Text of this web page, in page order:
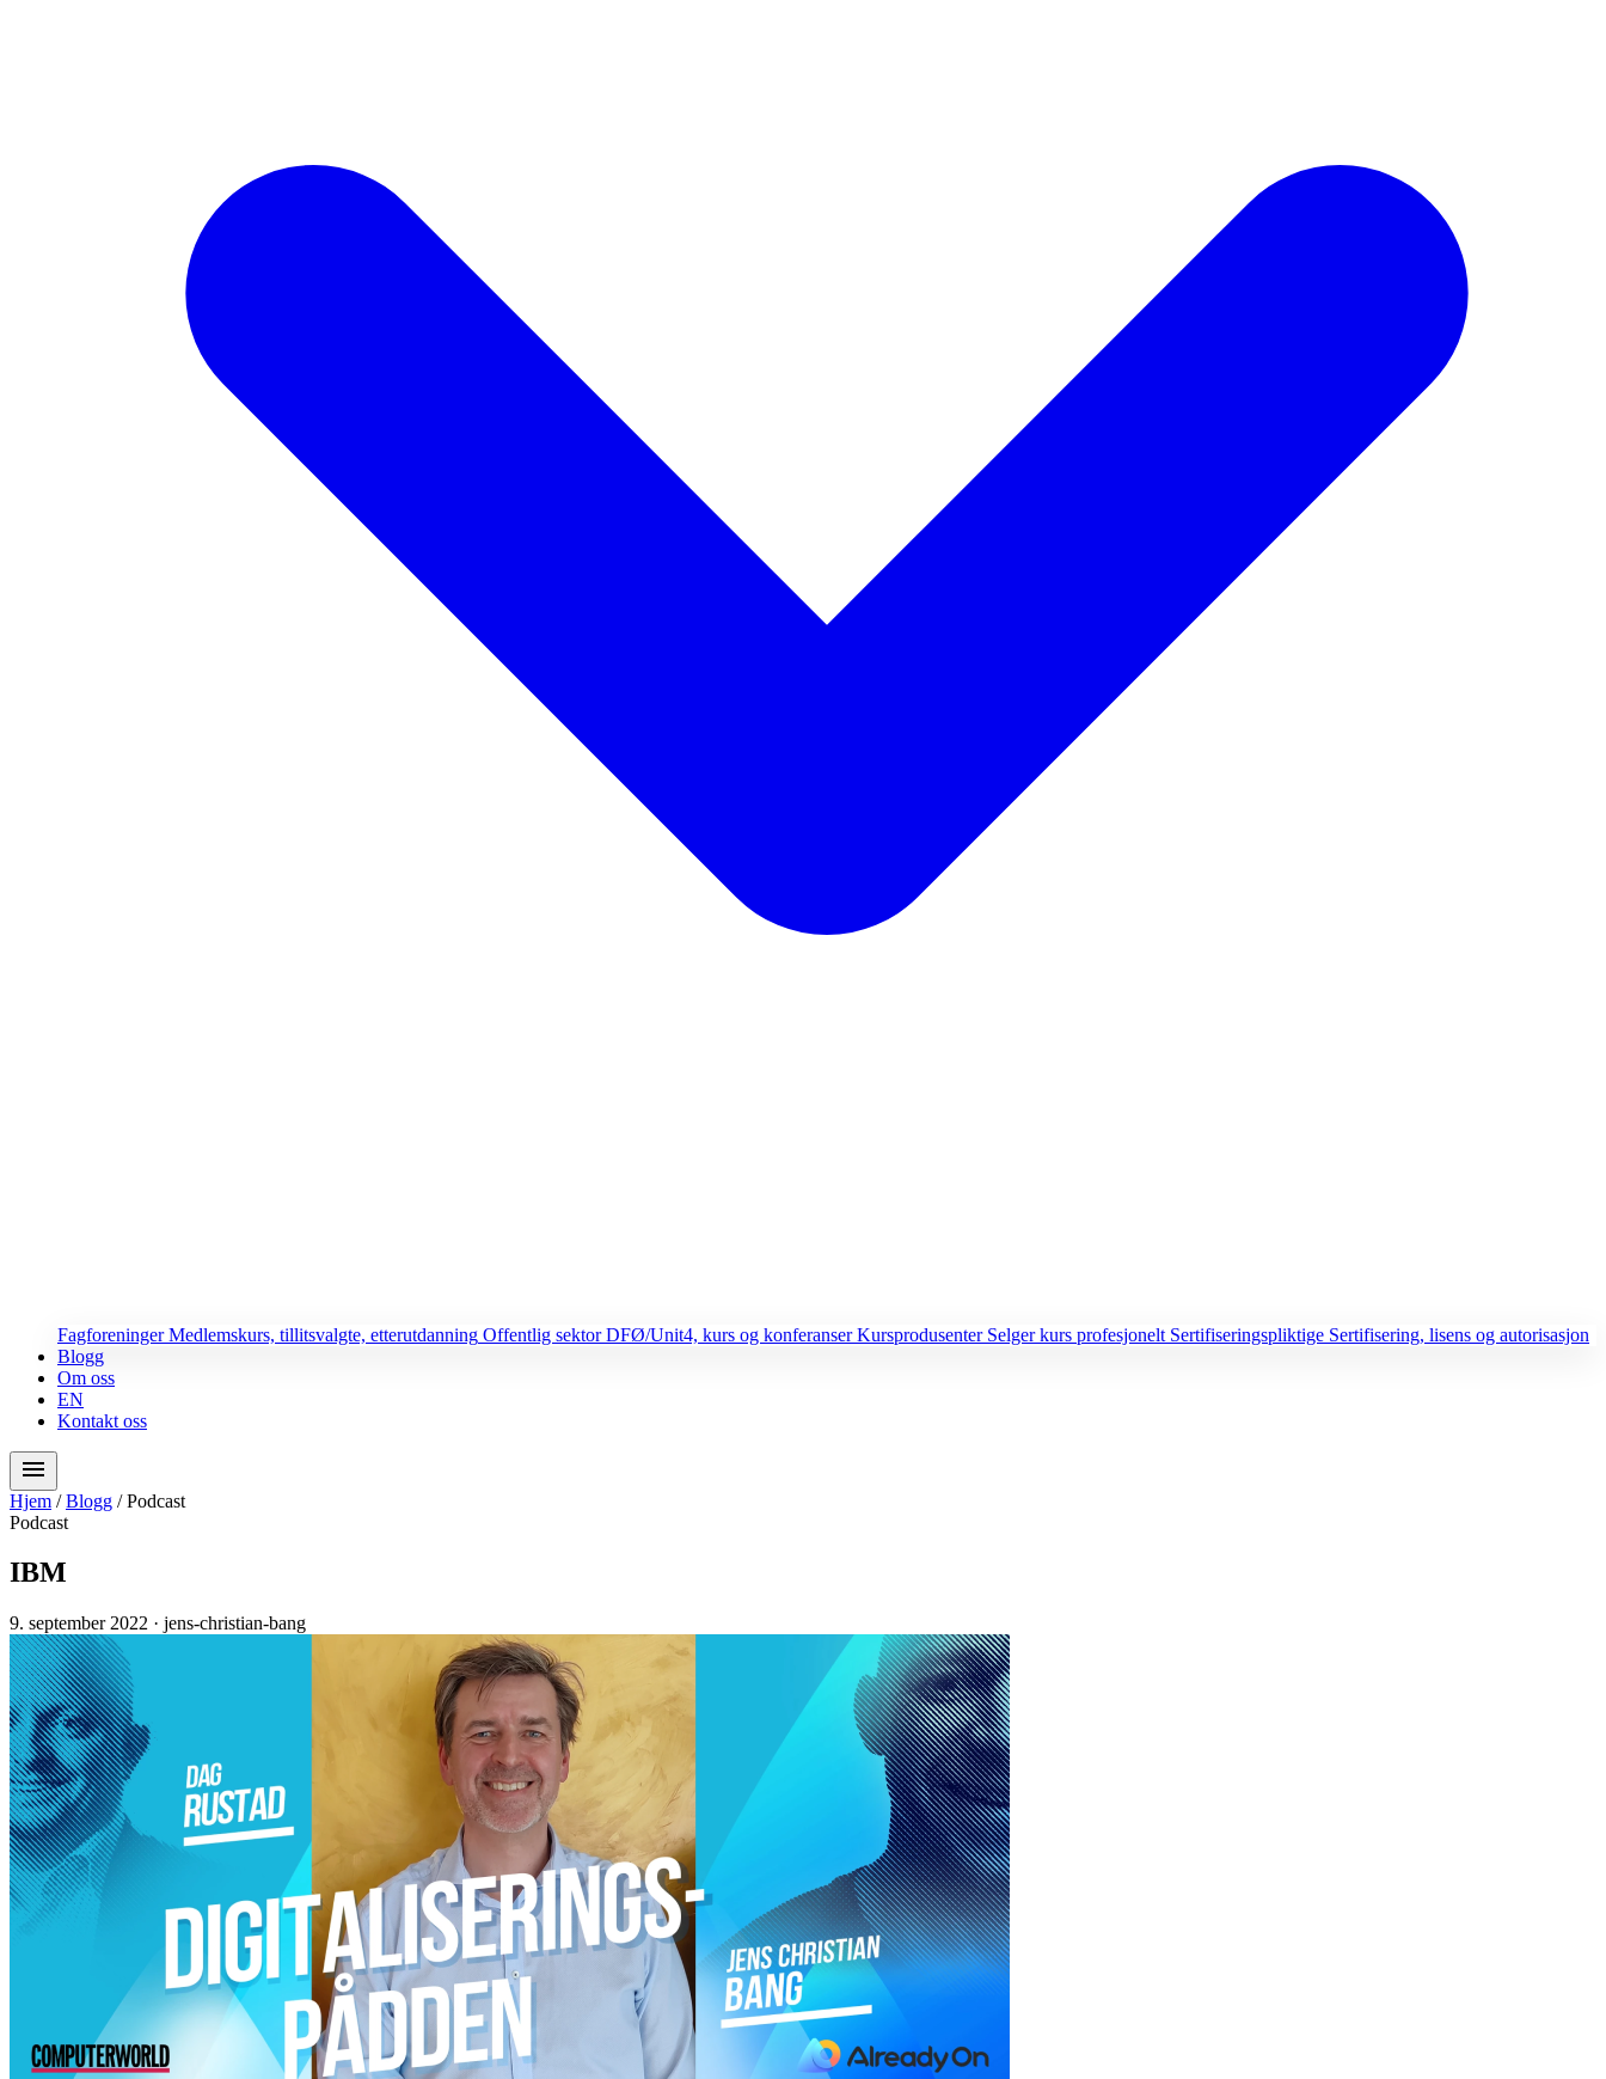
FagforeningerMedlemskurs, tillitsvalgte, etterutdanning Offentlig sektorDFØ/Unit4, kurs og konferanser Kursprodusenter Selger kurs profesjonelt Sertifiseringspliktige Sertifisering, lisens og autorisasjon
Blogg
Om oss
EN
Kontakt oss
menu
Hjem / Blogg / Podcast
Podcast
IBM
9. september 2022 · jens-christian-bang